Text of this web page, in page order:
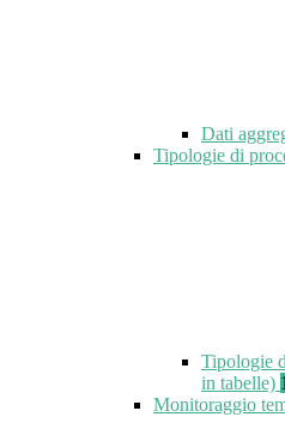
Dati
Tipologie di
Tipologie
in tabelle) 1
Monitoraggio